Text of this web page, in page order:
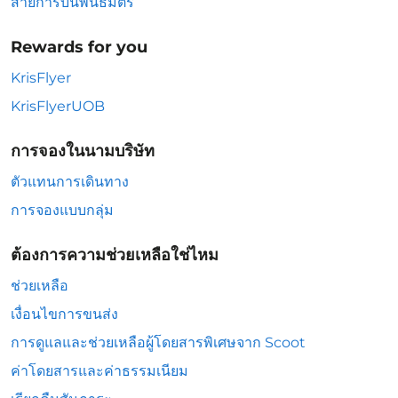
Rewards for you
KrisFlyer
KrisFlyerUOB
การจองในนามบริษัท
ตัวแทนการเดินทาง
การจองแบบกลุ่ม
ต้องการความช่วยเหลือใช่ไหม
ช่วยเหลือ
เงื่อนไขการขนส่ง
การดูแลและช่วยเหลือผู้โดยสารพิเศษจาก Scoot
ค่าโดยสารและค่าธรรมเนียม